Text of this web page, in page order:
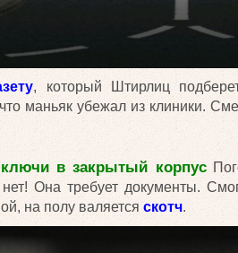
, который Штирлиц
маньяк убежал из клиники.
в закрытый корпус
Она требует документы.
на полу валяется скотч.